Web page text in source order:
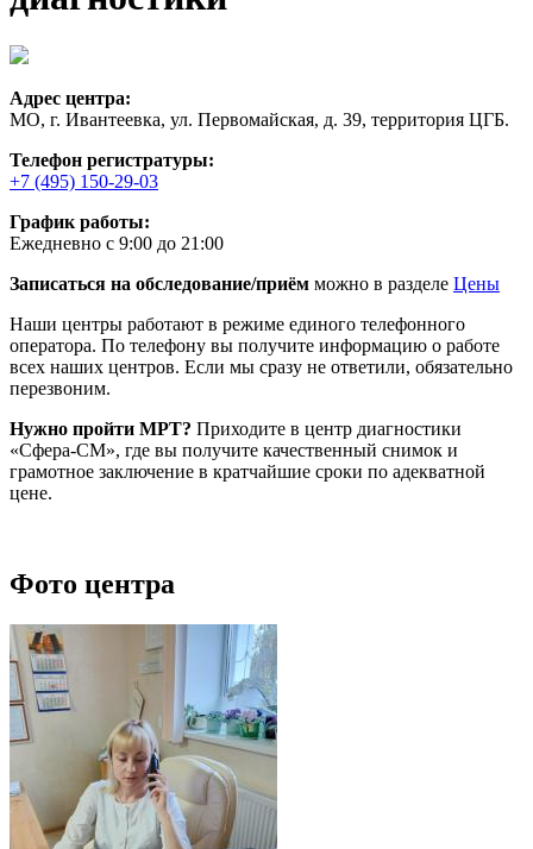
Адрес центра:
МО, г. Ивантеевка, ул. Первомайская, д. 39, территория ЦГБ.
Телефон регистратуры:
+7 (495) 150-29-03
График работы:
Ежедневно с 9:00 до 21:00
Записаться на обследование/приём можно в разделе Цены
Наши центры работают в режиме единого телефонного
оператора. По телефону вы получите информацию о работе
всех наших центров. Если мы сразу не ответили, обязательно
перезвоним.
Нужно пройти МРТ? Приходите в центр диагностики
«Сфера-СМ», где вы получите качественный снимок и
грамотное заключение в кратчайшие сроки по адекватной
цене.
Фото центра